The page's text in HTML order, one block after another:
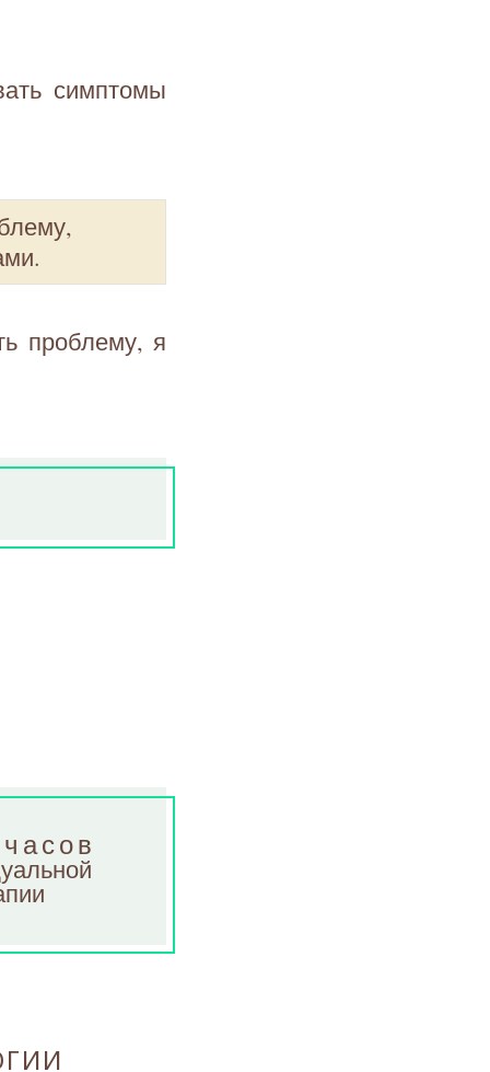
симптомы
проблему, я